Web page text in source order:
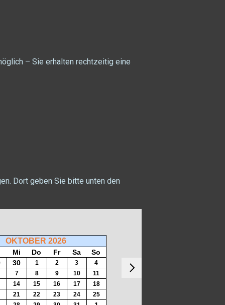
– Sie erhalten rechtzeitig eine
Dort geben Sie bitte unten den